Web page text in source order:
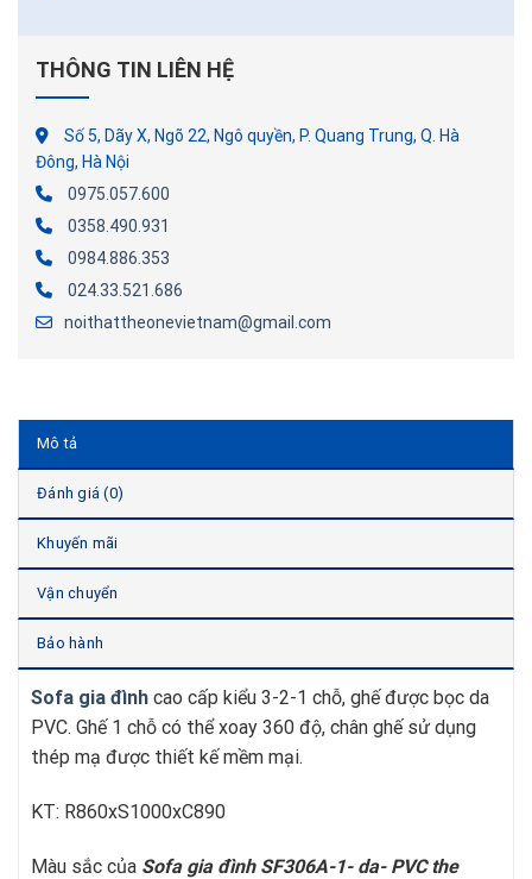
THÔNG TIN LIÊN HỆ
Số 5, Dãy X, Ngõ 22, Ngô quyền, P. Quang Trung, Q. Hà
Đông, Hà Nội
0975.057.600
0358.490.931
0984.886.353
024.33.521.686
noithattheonevietnam@gmail.com
Mô tả
Đánh giá (0)
Khuyến mãi
Vận chuyển
Bảo hành
Sofa gia đình cao cấp kiểu 3-2-1 chỗ, ghế được bọc da
PVC. Ghế 1 chỗ có thể xoay 360 độ, chân ghế sử dụng
thép mạ được thiết kế mềm mại.
KT: R860xS1000xC890
Màu sắc của Sofa gia đình SF306A-1- da- PVCthe